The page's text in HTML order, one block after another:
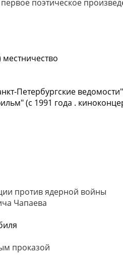
поэтическое
Петербургские ведомости"
(с 1991 года .
против ядерной войны
Чапаева
проказой